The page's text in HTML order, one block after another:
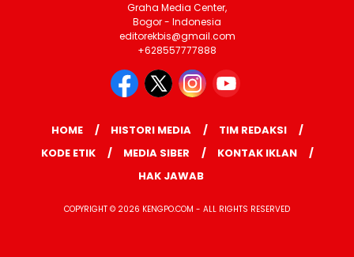
Graha Media Center,
Bogor - Indonesia
editorekbis@gmail.com
+628557777888
HOME HISTORI MEDIA
TIM REDAKSI
KODE ETIK
MEDIA SIBER
KONTAK IKLAN
HAK JAWAB
COPYRIGHT © 2026 KENGPO.COM - ALL RIGHTS RESERVED